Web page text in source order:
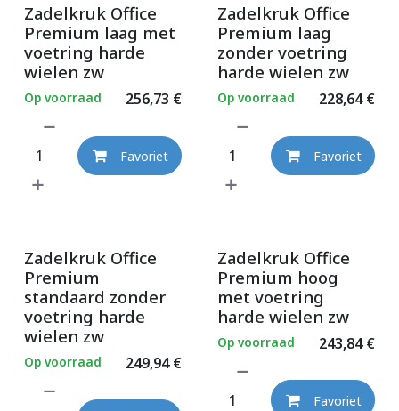
Zadelkruk Office
Premium laag met
voetring harde
wielen zw
256,73 €
Op voorraad
Favoriet
Zadelkruk Office
Premium laag
zonder voetring
harde wielen zw
228,64€
Op voorraad
Favoriet
Zadelkruk Office
Premium
standaard zonder
voetring harde
wielen zw
249,94€
Op voorraad
Zadelkruk Office
Premium hoog
met voetring
harde wielen zw
243,84€
Op voorraad
Favoriet